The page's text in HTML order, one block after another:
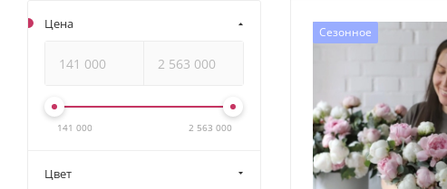
Сезонное
Цена
141 000 2 563 000
Цвет